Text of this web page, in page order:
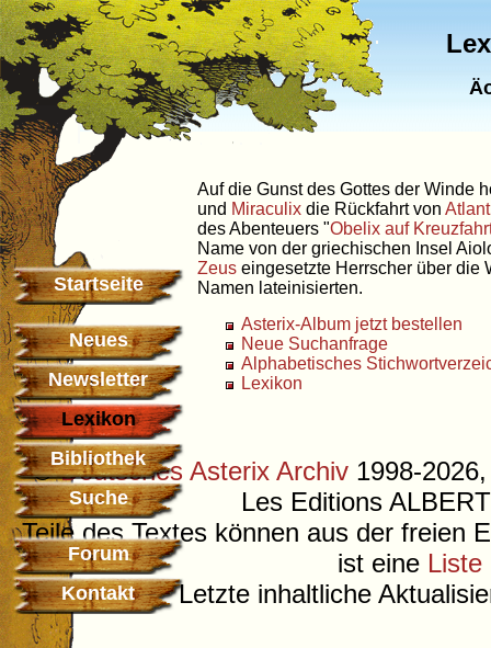
Startseite
Neues
Newsletter
Lexikon
Bibliothek
Suche
Forum
Kontakt
Auf die Gunst des Gottes der Winde
und Miraculix die Rückfahrt von
des Abenteuers "Obelix auf
Name von der griechischen Insel
Zeus eingesetzte Herrscher über die
Namen lateinisierten.
Asterix-Album jetzt bestellen
Neue Suchanfrage
Alphabetisches
Lexikon
©Deutsches Asterix Archiv 1998-
Les Editions
Teile des Textes können aus der freien
ist eine Liste
Letzte inhaltliche